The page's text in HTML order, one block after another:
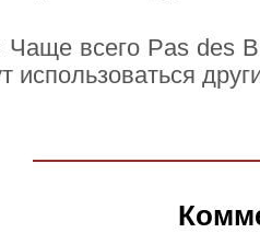
Чаще всего Pas des
использоваться